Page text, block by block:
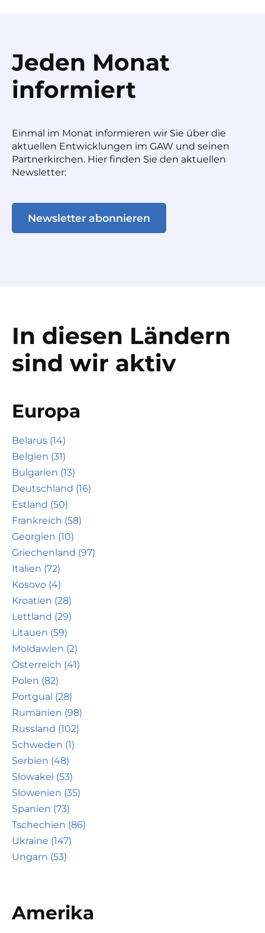
Jeden Monat
informiert
Einmal im Monat informieren wir Sie über die
aktuellen Entwicklungen im GAW und seinen
Partnerkirchen. Hier finden Sie den aktuellen
Newsletter:
Newsletter abonnieren
In diesen Ländern
sind wir aktiv
Europa
Belarus (14)
Belgien (31)
Bulgarien (13)
Deutschland (16)
Estland (50)
Frankreich (58)
Georgien (10)
Griechenland (97)
Italien (72)
Kosovo (4)
Kroatien (28)
Lettland (29)
Litauen (59)
Moldawien (2)
Österreich (41)
Polen (82)
Portgual (28)
Rumänien (98)
Russland (102)
Schweden (1)
Serbien (48)
Slowakei (53)
Slowenien (35)
Spanien (73)
Tschechien (86)
Ukraine (147)
Ungarn (53)
Amerika